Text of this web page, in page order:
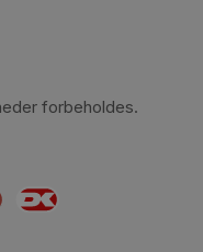
forbeholdes.